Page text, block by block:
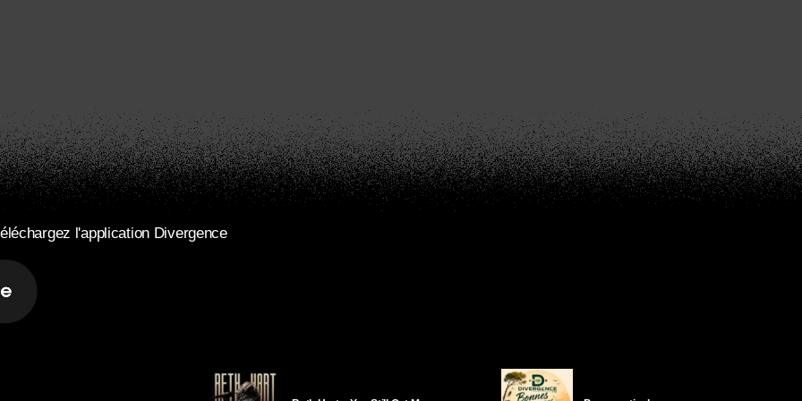
l'application Divergence